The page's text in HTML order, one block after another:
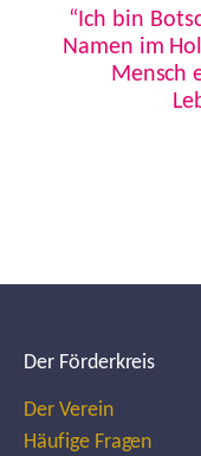
“Ich bin
Namen im
Mensch
Der Förderkreis
Der Verein
Häufige Fragen